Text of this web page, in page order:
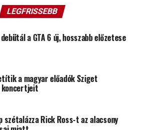
LEGFRISSEBB
a GTA 6 új, hosszabb előzetese
a magyar előadók Sziget
szétalázza Rick Ross-t az alacsony